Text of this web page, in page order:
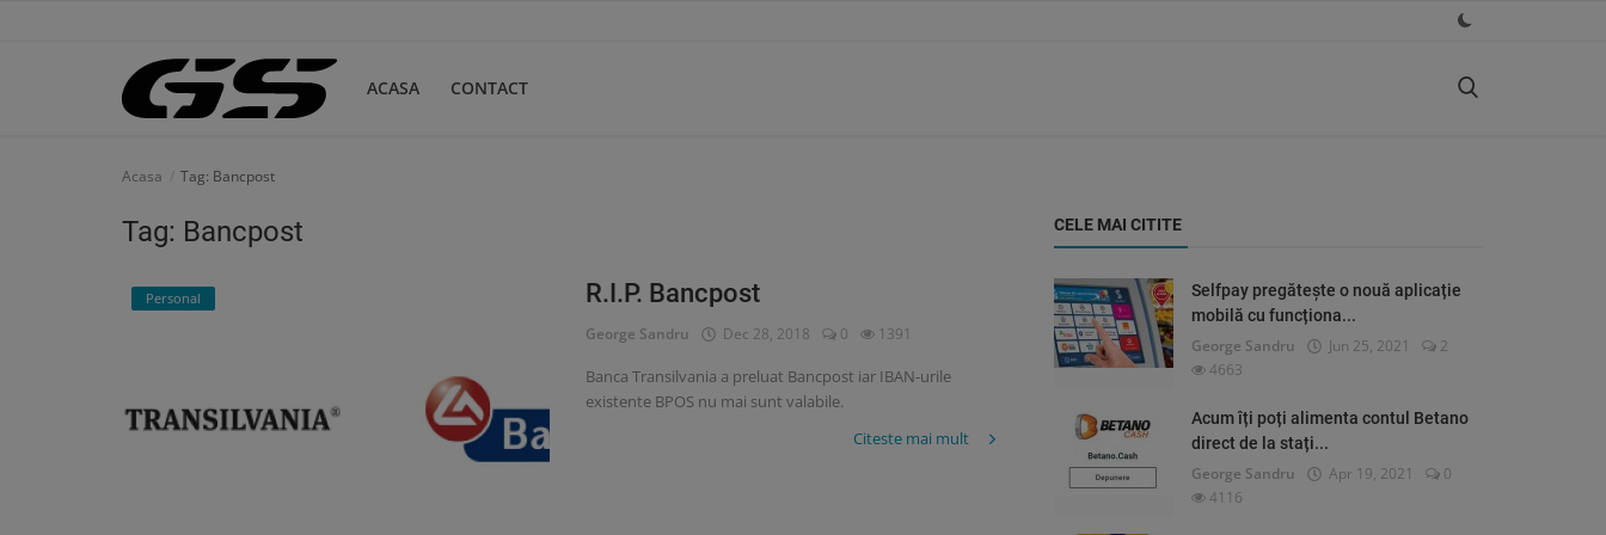
ACASA CONTACT
Acasa Tag: Bancpost
Tag: Bancpost
Personal R.I.P. Bancpost
George Sandru Dec 28, 2018 0 1391
Banca Transilvania a preluat Bancpost iar IBAN-urile
existente BPOS nu mai sunt valabile.
Citeste mai mult
CELE MAI CITITE
Selfpay pregătește o nouă aplicație
mobilă cu funcționa...
George Sandru Jun 25, 2021
2
4663
Acum îți poți alimenta contul Betano
direct de la stați...
George Sandru Apr 19, 2021
0
4116